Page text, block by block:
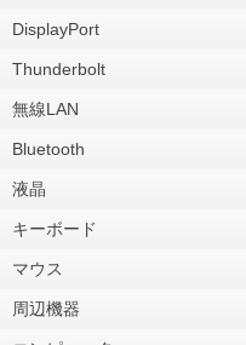
DisplayPort
Thunderbolt
無線LAN
Bluetooth
液晶
キーボード
マウス
周辺機器